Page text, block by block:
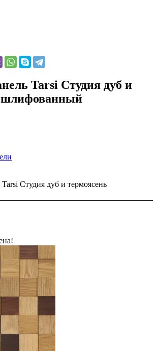
Tarsi Студия дуб и
шлифованный
Студия дуб и термоясень